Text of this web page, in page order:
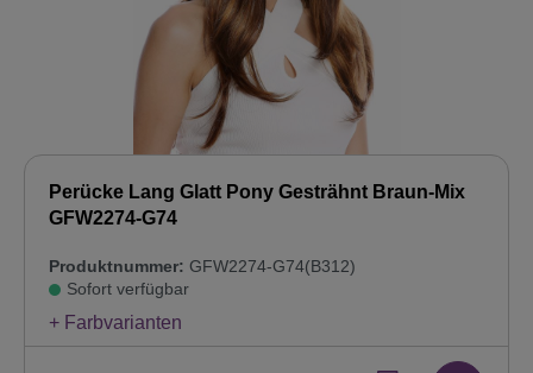
Perücke Lang Glatt Pony Gesträhnt Braun-Mix
GFW2274-G74
Produktnummer: GFW2274-G74(B312)
Sofort verfügbar
+ Farbvarianten